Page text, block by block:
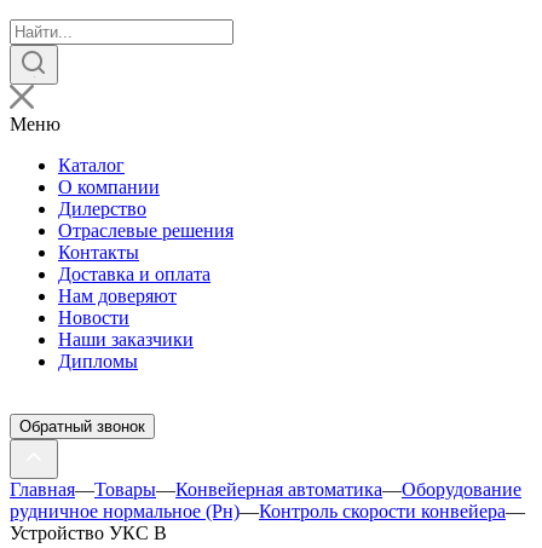
Поиск
товаров
Меню
Каталог
О компании
Дилерство
Отраслевые решения
Контакты
Доставка и оплата
Нам доверяют
Новости
Наши заказчики
Дипломы
Обратный звонок
Главная—Товары—Конвейерная автоматика—Оборудование
рудничное нормальное (Рн)—Контроль скорости конвейера—
Устройство УКС В